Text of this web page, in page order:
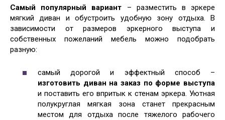
Самый популярный вариант – разместить в эркере
мягкий диван и обустроить удобную зону отдыха. В
зависимости от размеров эркерного выступа и
собственных пожеланий мебель можно подобрать
разную:
самый дорогой и эффектный способ –
изготовить диван на заказ по форме выступа
и поставить его впритык к стенам эркера. Уютная
полукруглая мягкая зона станет прекрасным
местом для отдыха после тяжелого рабочего